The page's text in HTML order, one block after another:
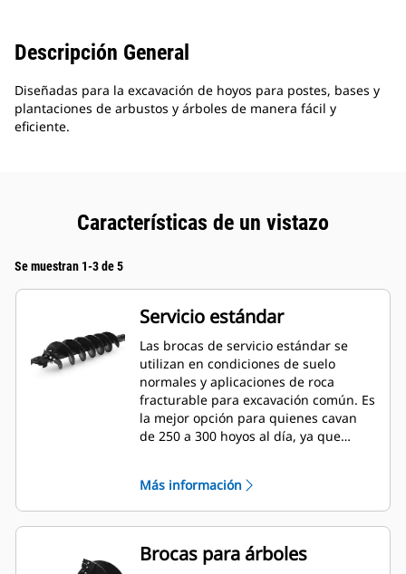
Descripción General
Diseñadas para la excavación de hoyos para postes, bases y
plantaciones de arbustos y árboles de manera fácil y
eficiente.
Características de un vistazo
Se muestran 1-3 de 5
Servicio estándar
Las brocas de servicio estándar se
utilizan en condiciones de suelo
normales y aplicaciones de roca
fracturable para excavación común. Es
la mejor opción para quienes cavan
de 250 a 300 hoyos al día, ya que
Más información
Brocas para árboles